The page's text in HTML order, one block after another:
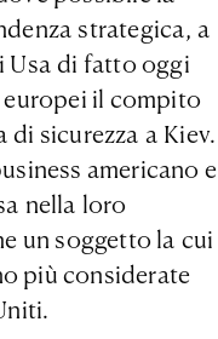
strategica, a
Usa di fatto oggi
il compito
sicurezza a Kiev.
americano e
nella loro
un soggetto la cui
più considerate